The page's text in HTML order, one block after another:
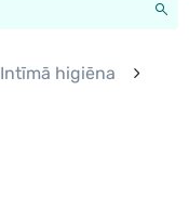
Intīmā higiēna